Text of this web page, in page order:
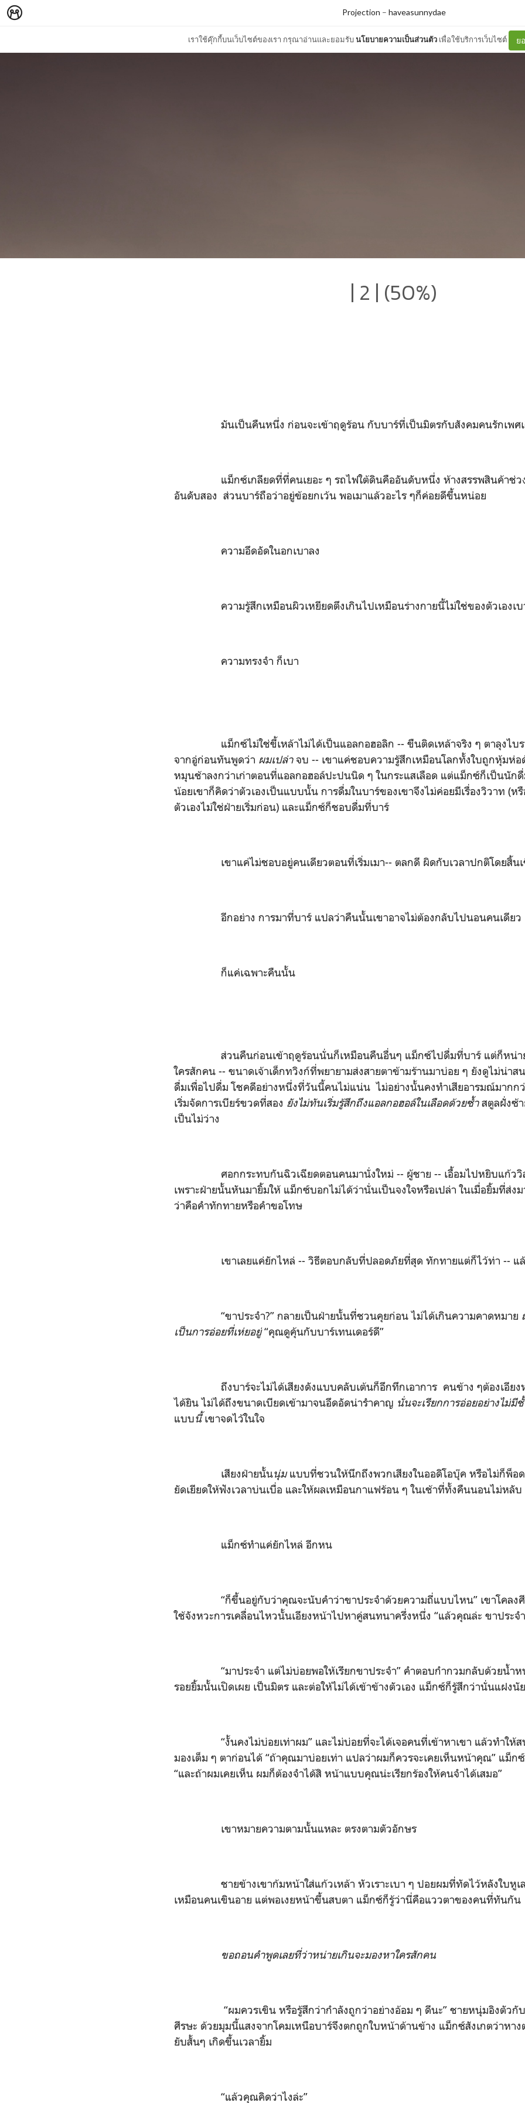
เราใช้คุ๊กกี้บนเว็บไซต์ของเรา กรุณาอ่านและยอมรับนโยบายความเป็นส่วนตัว เพื่อใช้บริการเว็บไซต์ ย
Projection – haveasunnydae
| 2 | (50%)
มันเป็นคืนหนึ่ง ก่อนจะเข้าฤดูร้อน กับบาร์ที่เป็นมิตรกับสังคมคนรักเพศเ
แม็กซ์เกลียดที่ที่คนเยอะ ๆ รถไฟใต้ดินคืออันดับหนึ่ง ห้างสรรพสินค้าช่วง
อันดับสอง ส่วนบาร์ถือว่าอยู่ข้อยกเว้น พอเมาแล้วอะไร ๆก็ค่อยดีขึ้นหน่อย
ความอึดอัดในอกเบาลง
ความรู้สึกเหมือนผิวเหยียดตึงเกินไปเหมือนร่างกายนี้ไม่ใช่ของตัวเองเบ
ความทรงจำ ก็เบา
แม็กซ์ไม่ใช่ขี้เหล้าไม่ได้เป็นแอลกอฮอลิก -- ขืนติดเหล้าจริง ๆ ตาลุงไบรอั
จากอู่ก่อนทันพูดว่า ผมเปล่าจบ -- เขาแค่ชอบความรู้สึกเหมือนโลกทั้งใบถูกหุ้มห่อ
หมุนช้าลงกว่าเก่าตอนที่แอลกอฮอล์ปะปนนิด ๆ ในกระแสเลือด แต่แม็กซ์ก็เป็นนัก
น้อยเขาก็คิดว่าตัวเองเป็นแบบนั้น การดื่มในบาร์ของเขาจึงไม่ค่อยมีเรื่องวิวาท (ห
ตัวเองไม่ใช่ฝ่ายเริ่มก่อน) และแม็กซ์ก็ชอบดื่มที่บาร์
เขาแค่ไม่ชอบอยู่คนเดียวตอนที่เริ่มเมา-- ตลกดี ผิดกับเวลาปกติโดยสิ้นเ
อีกอย่าง การมาที่บาร์ แปลว่าคืนนั้นเขาอาจไม่ต้องกลับไปนอนคนเดียว
ก็แค่เฉพาะคืนนั้น
ส่วนคืนก่อนเข้าฤดูร้อนนั่นก็เหมือนคืนอื่นๆ แม็กซ์ไปดื่มที่บาร์ แต่ก็หน่าย
ใครสักคน -- ขนาดเจ้าเด็กทวิงก์ที่พยายามส่งสายตาข้ามร้านมาบ่อย ๆ ยังดูไม่น่าส
ดื่มเพื่อไปดื่ม โชคดีอย่างหนึ่งที่วันนี้คนไม่แน่น ไม่อย่างนั้นคงทำเสียอารมณ์มากกว่
เริ่มจัดการเบียร์ขวดที่สอง ยังไม่ทันเริ่มรู้สึกถึงแอลกอฮอล์ในเลือดด้วยซ้ำสตูลฝั่งซ้
เป็นไม่ว่าง
ศอกกระทบกันฉิวเฉียดตอนคนมานั่งใหม่ -- ผู้ชาย -- เอื้อมไปหยิบแก้ววิส
เพราะฝ่ายนั้นหันมายิ้มให้ แม็กซ์บอกไม่ได้ว่านั่นเป็นจงใจหรือเปล่า ในเมื่อยิ้มที่ส่ง
ว่าคือคำทักทายหรือคำขอโทษ
เขาเลยแค่ยักไหล่ -- วิธีตอบกลับที่ปลอดภัยที่สุด ทักทายแต่ก็ไว้ท่า -- แล้
“ขาประจำ?” กลายเป็นฝ่ายนั้นที่ชวนคุยก่อน ไม่ได้เกินความคาดหมาย
เป็นการอ่อยที่เห่ยอยู่“คุณดูคุ้นกับบาร์เทนเดอร์ดี”
ถึงบาร์จะไม่ได้เสียงดังแบบคลับเต้นก็อึกทึกเอาการ คนข้าง ๆต้องเอียงห
ได้ยิน ไม่ได้ถึงขนาดเบียดเข้ามาจนอึดอัดน่ารำคาญ นั่นจะเรียกการอ่อยอย่างไม่มี
แบบนี้เขาจดไว้ในใจ
เสียงฝ่ายนั้นนุ่มแบบที่ชวนให้นึกถึงพวกเสียงในออดิโอบุ๊ค หรือไม่ก็พ็
ยัดเยียดให้ฟังเวลาบ่นเบื่อ และให้ผลเหมือนกาแฟร้อน ๆ ในเช้าที่ทั้งคืนนอนไม่หลับ
แม็กซ์ทำแค่ยักไหล่ อีกหน
“ก็ขึ้นอยู่กับว่าคุณจะนับคำว่าขาประจำด้วยความถี่แบบไหน” เขาโคลงศีร
ใช้จังหวะการเคลื่อนไหวนั้นเอียงหน้าไปหาคู่สนทนาครึ่งหนึ่ง “แล้วคุณล่ะ ขาประจำ
“มาประจำ แต่ไม่บ่อยพอให้เรียกขาประจำ” คำตอบกำกวมกลับด้วยน้ำหนั
รอยยิ้มนั้นเปิดเผย เป็นมิตร และต่อให้ไม่ได้เข้าข้างตัวเอง แม็กซ์ก็รู้สึกว่านั่นแฝงนัย
“งั้นคงไม่บ่อยเท่าผม” และไม่บ่อยที่จะได้เจอคนที่เข้าหาเขา แล้วทำให้ส
มองเต็ม ๆ ตาก่อนได้ “ถ้าคุณมาบ่อยเท่า แปลว่าผมก็ควรจะเคยเห็นหน้าคุณ” แม็ก
“และถ้าผมเคยเห็น ผมก็ต้องจำได้สิ หน้าแบบคุณน่ะเรียกร้องให้คนจำได้เสมอ”
เขาหมายความตามนั้นแหละ ตรงตามตัวอักษร
ชายข้างเขาก้มหน้าใส่แก้วเหล้า หัวเราะเบา ๆ ปอยผมที่ทัดไว้หลังใบหูเล
เหมือนคนเขินอาย แต่พอเงยหน้าขึ้นสบตา แม็กซ์ก็รู้ว่านี่คือแววตาของคนที่ทันกัน
ขอถอนคำพูดเลยที่ว่าหน่ายเกินจะมองหาใครสักคน
“ผมควรเขิน หรือรู้สึกว่ากำลังถูกว่าอย่างอ้อม ๆ ดีนะ” ชายหนุ่มอิงตัวกับเ
ศีรษะ ด้วยมุมนี้แสงจากโคมเหนือบาร์จึงตกถูกใบหน้าด้านข้าง แม็กซ์สังเกตว่าหา
ยับสั้นๆ เกิดขึ้นเวลายิ้ม
“แล้วคุณคิดว่าไงล่ะ”